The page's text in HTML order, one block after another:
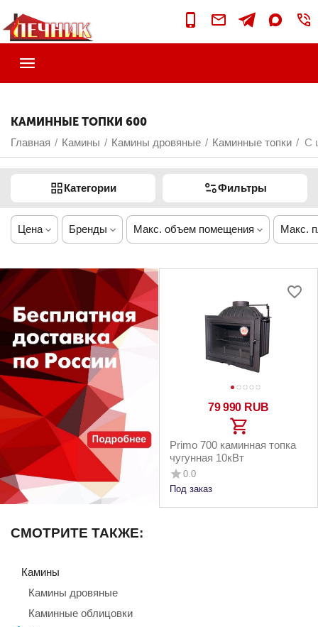
КАМИННЫЕ ТОПКИ 600
Главная / Камины / Камины дровяные / Каминные топки / С
Категории Фильтры
Цена Бренды Макс. объем помещения Макс.
79 990 RUB
Primo 700 каминная топка
чугунная 10кВт
0.0
Под заказ
СМОТРИТЕ ТАКЖЕ:
Камины
Камины дровяные
Каминные облицовки